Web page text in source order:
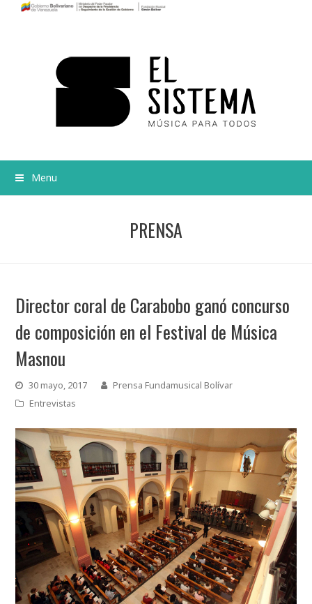
Menu
PRENSA
Director coral de Carabobo ganó concurso
de composición en el Festival de Música
Masnou
30 mayo, 2017
Prensa Fundamusical Bolívar
Entrevistas